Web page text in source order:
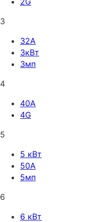
3
32A
3кВт
3мп
4
40A
4G
5
5 кВт
50A
5мп
6
6 кВт